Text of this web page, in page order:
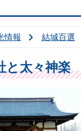
情報 結城百選
と太々神楽